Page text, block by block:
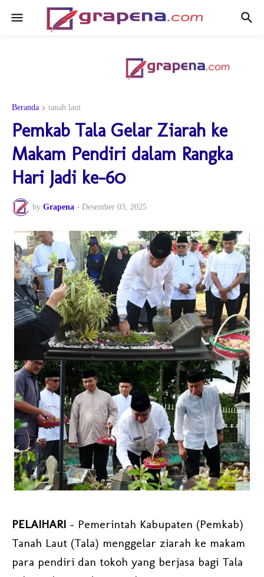
Beranda tanah laut
Pemkab Tala Gelar Ziarah ke
Makam Pendiri dalam Rangka
Hari Jadi ke-60
by Grapena - Desember 03, 2025
PELAIHARI - Pemerintah Kabupaten (Pemkab)
Tanah Laut (Tala) menggelar ziarah ke makam
para pendiri dan tokoh yang berjasa bagi Tala